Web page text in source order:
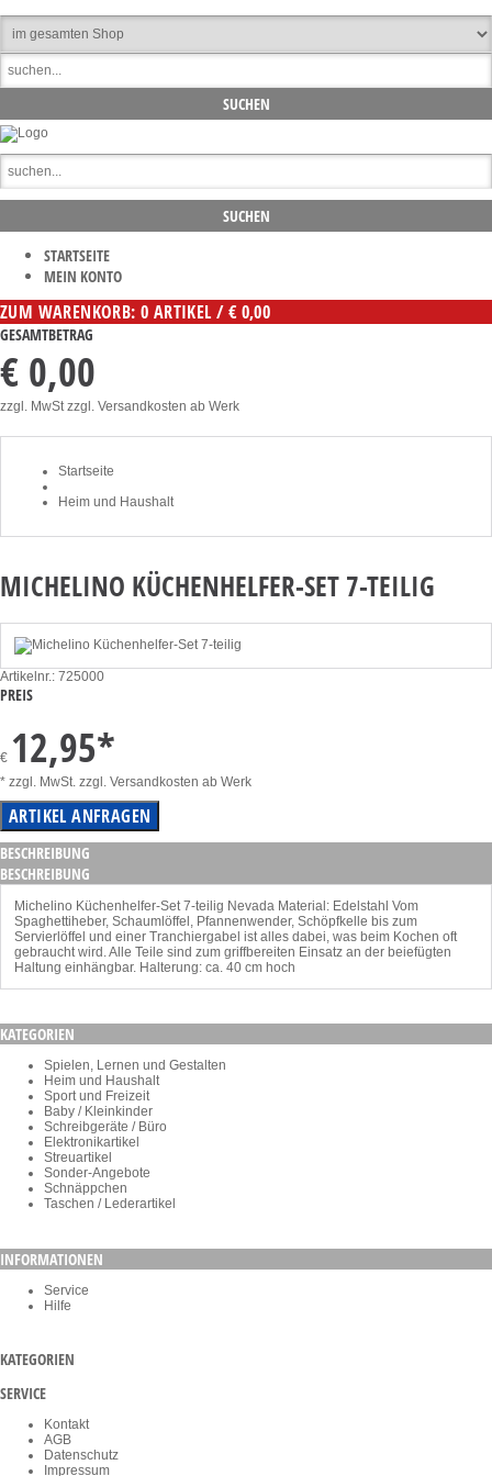
STARTSEITE
MEIN KONTO
ZUM WARENKORB: 0 ARTIKEL / € 0,00
GESAMTBETRAG
€ 0,00
zzgl. MwSt zzgl. Versandkosten ab Werk
Startseite
Heim und Haushalt
MICHELINO KÜCHENHELFER-SET 7-TEILIG
Artikelnr.: 725000
PREIS
€ 12,95*
* zzgl. MwSt. zzgl. Versandkosten ab Werk
BESCHREIBUNG
BESCHREIBUNG
Michelino Küchenhelfer-Set 7-teilig Nevada Material: Edelstahl Vom
Spaghettiheber, Schaumlöffel, Pfannenwender, Schöpfkelle bis zum
Servierlöffel und einer Tranchiergabel ist alles dabei, was beim Kochen oft
gebraucht wird. Alle Teile sind zum griffbereiten Einsatz an der beiefügten
Haltung einhängbar. Halterung: ca. 40 cm hoch
KATEGORIEN
Spielen, Lernen und Gestalten
Heim und Haushalt
Sport und Freizeit
Baby / Kleinkinder
Schreibgeräte / Büro
Elektronikartikel
Streuartikel
Sonder-Angebote
Schnäppchen
Taschen / Lederartikel
INFORMATIONEN
Service
Hilfe
KATEGORIEN
SERVICE
Kontakt
AGB
Datenschutz
Impressum